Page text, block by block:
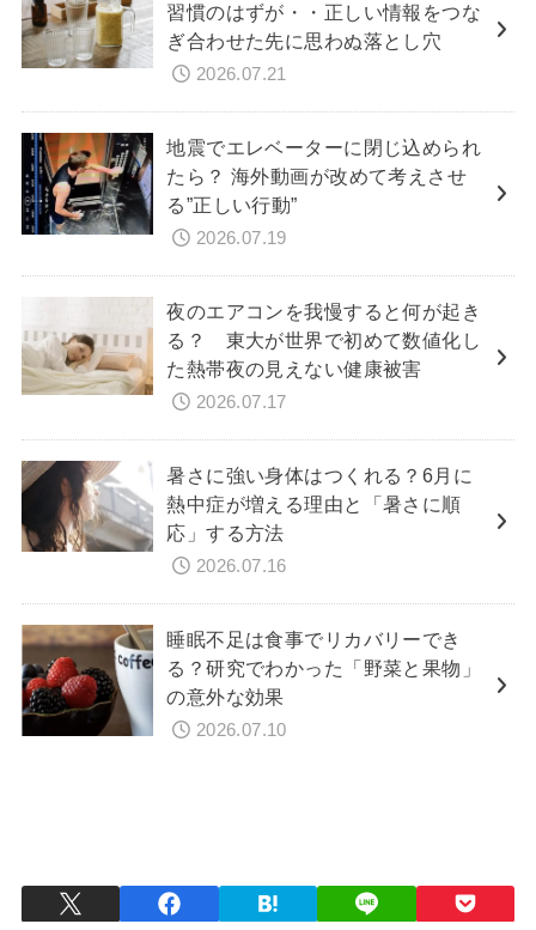
習慣のはずが・・正しい情報をつな
ぎ合わせた先に思わぬ落とし穴
2026.07.21
地震でエレベーターに閉じ込められ
たら？ 海外動画が改めて考えさせ
る”正しい行動”
2026.07.19
夜のエアコンを我慢すると何が起き
る？ 東大が世界で初めて数値化し
た熱帯夜の見えない健康被害
2026.07.17
暑さに強い身体はつくれる？6月に
熱中症が増える理由と「暑さに順
応」する方法
2026.07.16
睡眠不足は食事でリカバリーでき
る？研究でわかった「野菜と果物」
の意外な効果
2026.07.10